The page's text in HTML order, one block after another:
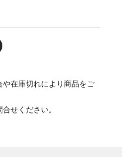
在庫切れにより商品をご
せください。